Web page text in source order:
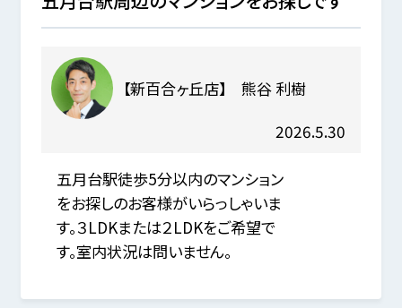
【新百合ヶ丘店】 熊谷 利樹
2026.5.30
五月台駅徒歩5分以内のマンション
をお探しのお客様がいらっしゃいま
す。３LDKまたは２LDKをご希望で
す。室内状況は問いません。